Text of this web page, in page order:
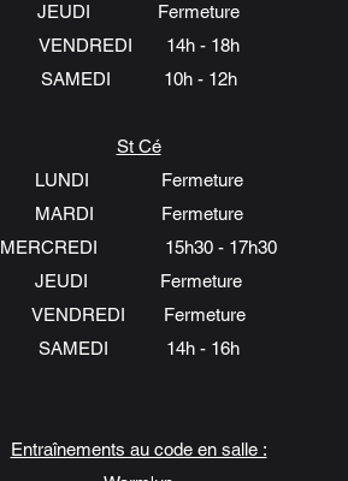
JEUDI Fermeture
VENDREDI 14h - 18h
SAMEDI 10h - 12h
St Cé
LUNDI Fermeture
MARDI Fermeture
MERCREDI 15h30 - 17h30
JEUDI Fermeture
VENDREDI Fermeture
SAMEDI 14h - 16h
Entraînements au code en salle :